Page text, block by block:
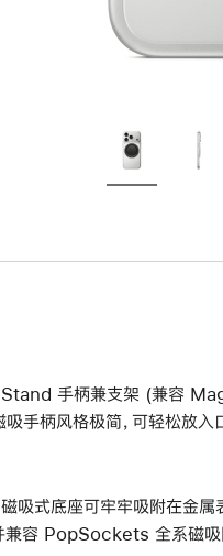
手柄兼支架 (兼容
手柄风格极简，可轻松放入
吸式底座可牢牢吸附在金属
兼容 PopSockets 全系磁吸